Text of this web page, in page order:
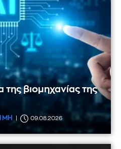
βιομηχανίας της
09.08.2026